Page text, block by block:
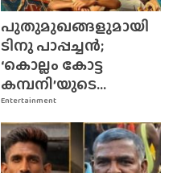
Entertainment
പുതുമുഖങ്ങളുമായി
ടിനു പാപ്പച്ചൻ;
‘കൊല്ലം കോട്ട
കമ്പനി’യുടെ...